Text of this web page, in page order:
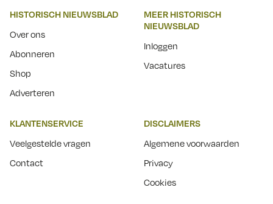
HISTORISCH NIEUWSBLAD
Over ons
Abonneren
Shop
Adverteren
MEER HISTORISCH
NIEUWSBLAD
Inloggen
Vacatures
KLANTENSERVICE
Veelgestelde vragen
Contact
DISCLAIMERS
Algemene voorwaarden
Privacy
Cookies